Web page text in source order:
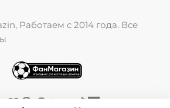
Работаем с 2014 года. Все